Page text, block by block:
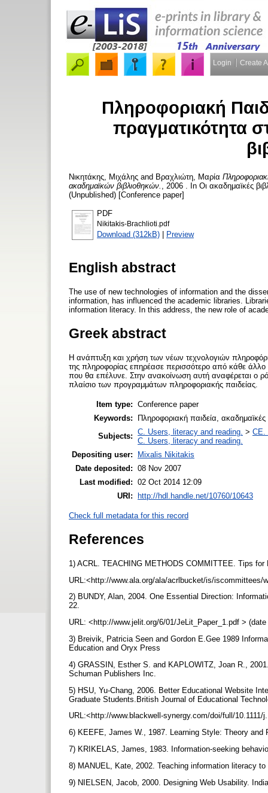
Login Create
Πληροφοριακή
πραγματικότητα
Νικητάκης, Μιχάλης and Βραχλιώτη, Μαρία
ακαδημαϊκών βιβλιοθηκών.
, 2006 . In Οι ακαδημαϊκές
(Unpublished) [Conference paper]
PDF
Nikitakis-Brachlioti.pdf
Download (312kB) | Preview
English abstract
The use of new technologies of information and the
information, has influenced the academic libraries.
information literacy. In this address, the new role of
Greek abstract
Η ανάπτυξη και χρήση των νέων τεχνολογιών
της πληροφορίας επηρέασε περισσότερο από κάθε
που θα επέλυνε. Στην ανακοίνωση αυτή αναφέρεται ο
πλαίσιο των προγραμμάτων πληροφοριακής παιδείας.
Item type: Conference paper
Keywords:
Πληροφοριακή παιδεία,
Subjects: C. Users, literacy and reading. > CE.
C. Users, literacy and reading.
Depositing user:
Mixalis Nikitakis
Date deposited: 08 Nov 2007
Last modified: 02 Oct 2014 12:09
URI:
http://hdl.handle.net/10760/10643
Check full metadata for this record
References
1) ACRL. TEACHING METHODS COMMITTEE. Tips
URL:<http://www.ala.org/ala/acrlbucket/is/
2) BUNDY, Alan, 2004. One Essential Direction:
22.
URL: <http://www.jelit.org/6/01/JeLit_Paper_1.pdf >
3) Breivik, Patricia Seen and Gordon E.Gee 1989
Education and Oryx Press
4) GRASSIN, Esther S. and KAPLOWITZ, Joan R.,
Schuman Publishers Inc.
5) HSU, Yu-Chang, 2006. Better Educational Website
Graduate Students.British Journal of Educational
URL:<http://www.blackwell-synergy.com/doi/full/
6) KEEFE, James W., 1987. Learning Style: Theory
7) KRIKELAS, James, 1983. Information-seeking
8) MANUEL, Kate, 2002. Teaching information literacy
9) NIELSEN, Jacob, 2000. Designing Web Usability.